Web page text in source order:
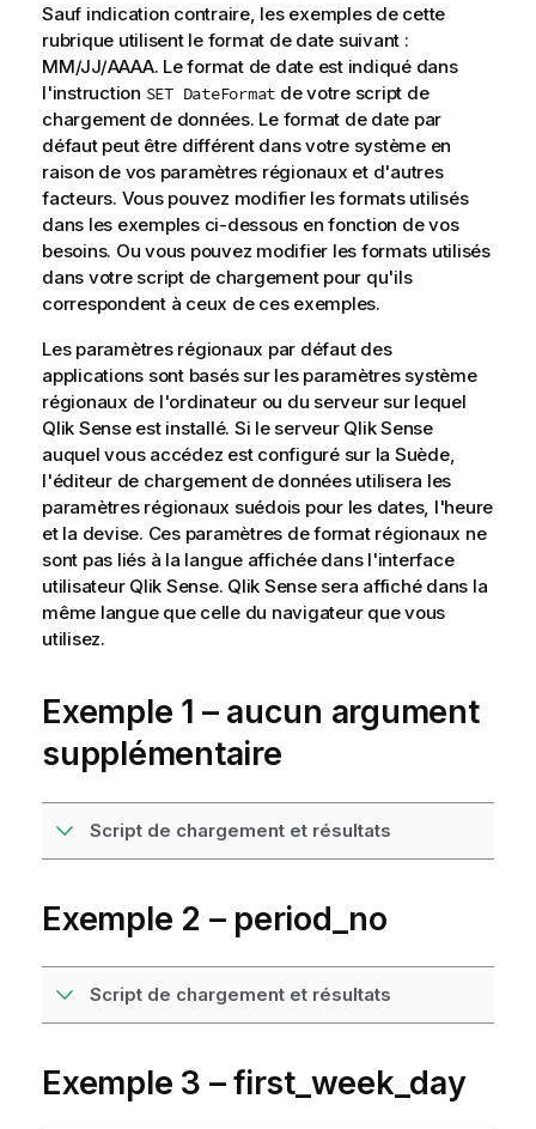
Sauf indication contraire, les exemples de cette
rubrique utilisent le format de date suivant :
MM/JJ/AAAA. Le format de date est indiqué dans
l'instruction SET DateFormat de votre script de
chargement de données. Le format de date par
défaut peut être différent dans votre système en
raison de vos paramètres régionaux et d'autres
facteurs. Vous pouvez modifier les formats utilisés
dans les exemples ci-dessous en fonction de vos
besoins. Ou vous pouvez modifier les formats utilisés
dans votre script de chargement pour qu'ils
correspondent à ceux de ces exemples.
Les paramètres régionaux par défaut des
applications sont basés sur les paramètres système
régionaux de l'ordinateur ou du serveur sur lequel
Qlik Senseest installé. Si le serveur Qlik Sense
auquel vous accédez est configuré sur la Suède,
l'éditeur de chargement de données utilisera les
paramètres régionaux suédois pour les dates, l'heure
et la devise. Ces paramètres de format régionaux ne
sont pas liés à la langue affichée dans l'interface
utilisateur Qlik Sense. Qlik Sensesera affiché dans la
même langue que celle du navigateur que vous
utilisez.
Exemple 1 – aucun argument
supplémentaire
Script de chargement et résultats
Exemple 2 – period_no
Script de chargement et résultats
Exemple 3 – first_week_day